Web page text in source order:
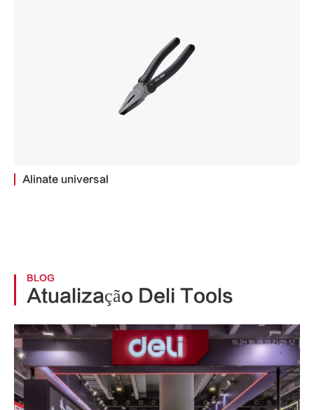
Alinate universal
BLOG
Atualização Deli Tools